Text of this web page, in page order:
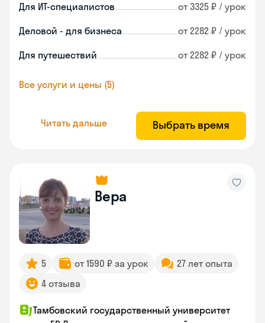
Для ИТ-специалистов от 3325 ₽ / урок
Деловой - для бизнеса от 2282 ₽ / урок
Для путешествий от 2282 ₽ / урок
Все услуги и цены (5)
Читать дальше Выбрать время
Вера
5 от 1590 ₽ за урок
27 лет опыта
4 отзыва
Тамбовский государственный университет